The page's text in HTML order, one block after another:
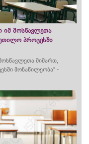
იმ მოსწავლეთა
პროცესში
მიმართ,
მონაწილეობა“ -